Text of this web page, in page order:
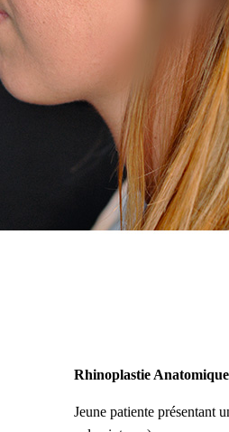
Rhinoplastie
Jeune patiente présentant